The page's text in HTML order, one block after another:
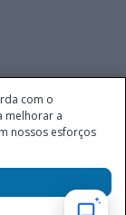
0001-84), com
andar, Itaim Bibi, no
133, Brasil - empresa
nacional pela
conforme Portaria nº
com o
melhorar a
nossos esforços